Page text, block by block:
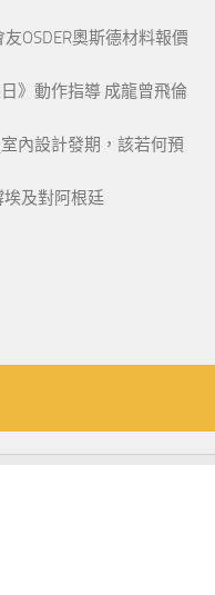
OSDER奧斯德材料報價
》動作指導 成龍曾飛倫
內設計發期，該若何預
及對阿根廷